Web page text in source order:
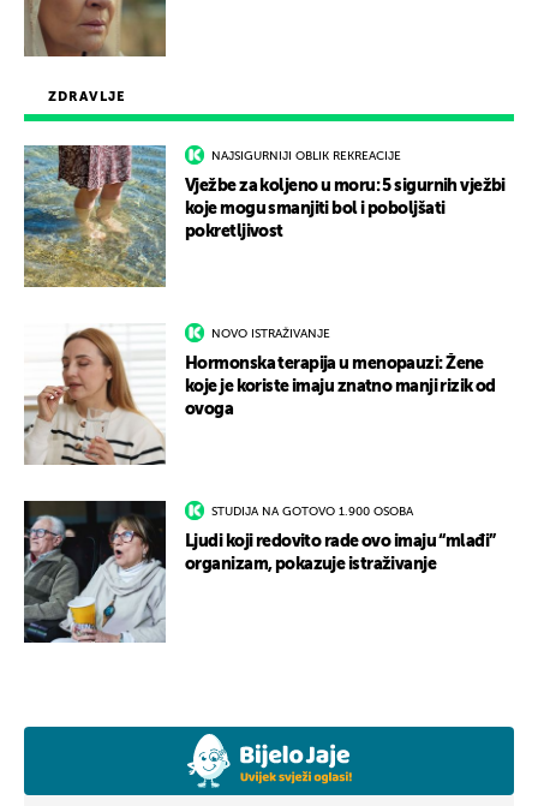
ZDRAVLJE
NAJSIGURNIJI OBLIK REKREACIJE
Vježbe za koljeno u moru: 5 sigurnih vježbi
koje mogu smanjiti bol i poboljšati
pokretljivost
NOVO ISTRAŽIVANJE
Hormonska terapija u menopauzi: Žene
koje je koriste imaju znatno manji rizik od
ovoga
STUDIJA NA GOTOVO 1.900 OSOBA
Ljudi koji redovito rade ovo imaju “mlađi”
organizam, pokazuje istraživanje